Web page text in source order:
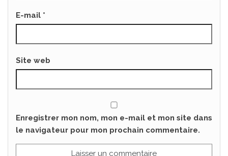
E-mail *
Site web
Enregistrer mon nom, mon e-mail et mon site dans
le navigateur pour mon prochain commentaire.